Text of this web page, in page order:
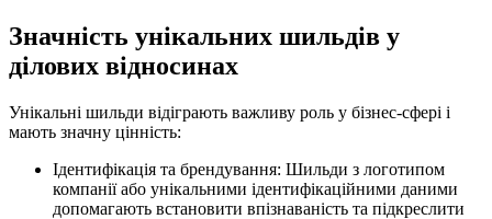
Значність унікальних шильдів у
ділових відносинах
Унікальні шильди відіграють важливу роль у бізнес-сфері і
мають значну цінність:
Ідентифікація та брендування: Шильди з логотипом
компанії або унікальними ідентифікаційними даними
допомагають встановити впізнаваність та підкреслити